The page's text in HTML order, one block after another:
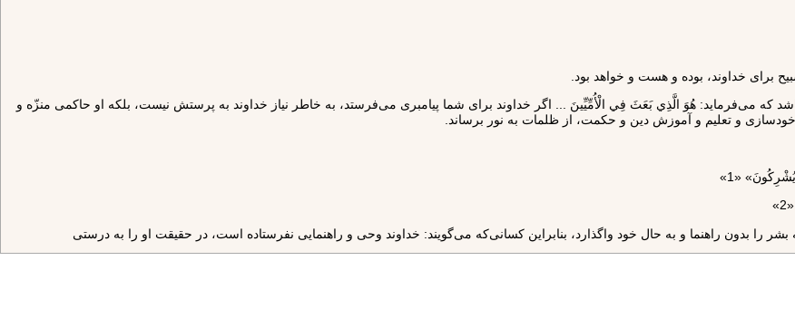
براى خداوند، بوده و هست و خواهد بود.
كه مى‌فرمايد: هُوَ الَّذِي بَعَثَ فِي الْأُمِّيِّينَ‌ ... اگر خداوند براى شما پيامبرى مى‌فرستد، به خاطر نياز خداوند به پرستش نيست، بلكه او حاكمى منزّه و
و تعليم و آموزش دين و حكمت، از ظلمات به نور برساند.
«1»
را بدون راهنما و به حال خود واگذارد، بنابراين كسانى‌كه مى‌گويند: خداوند وحى و راهنمايى نفرستاده است، در حقيقت او را به درستى